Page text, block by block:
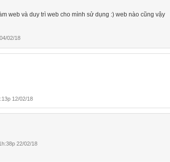
web và duy trì web cho mình sử dụng :) web nào cũng vậy
02/18
12/02/18
22/02/18